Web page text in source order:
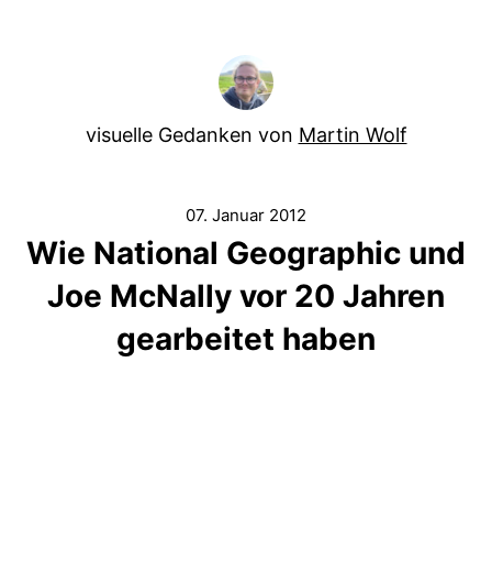
visuelle Gedanken von Martin Wolf
07. Januar 2012
Wie National Geographic und
Joe McNally vor 20 Jahren
gearbeitet haben